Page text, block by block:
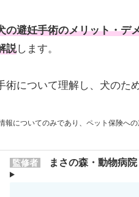
の避妊手術のメリット・デ
説します。
術について理解し、犬のた
報についてのみであり、ペット保険への
監修者 まさの森・動物病